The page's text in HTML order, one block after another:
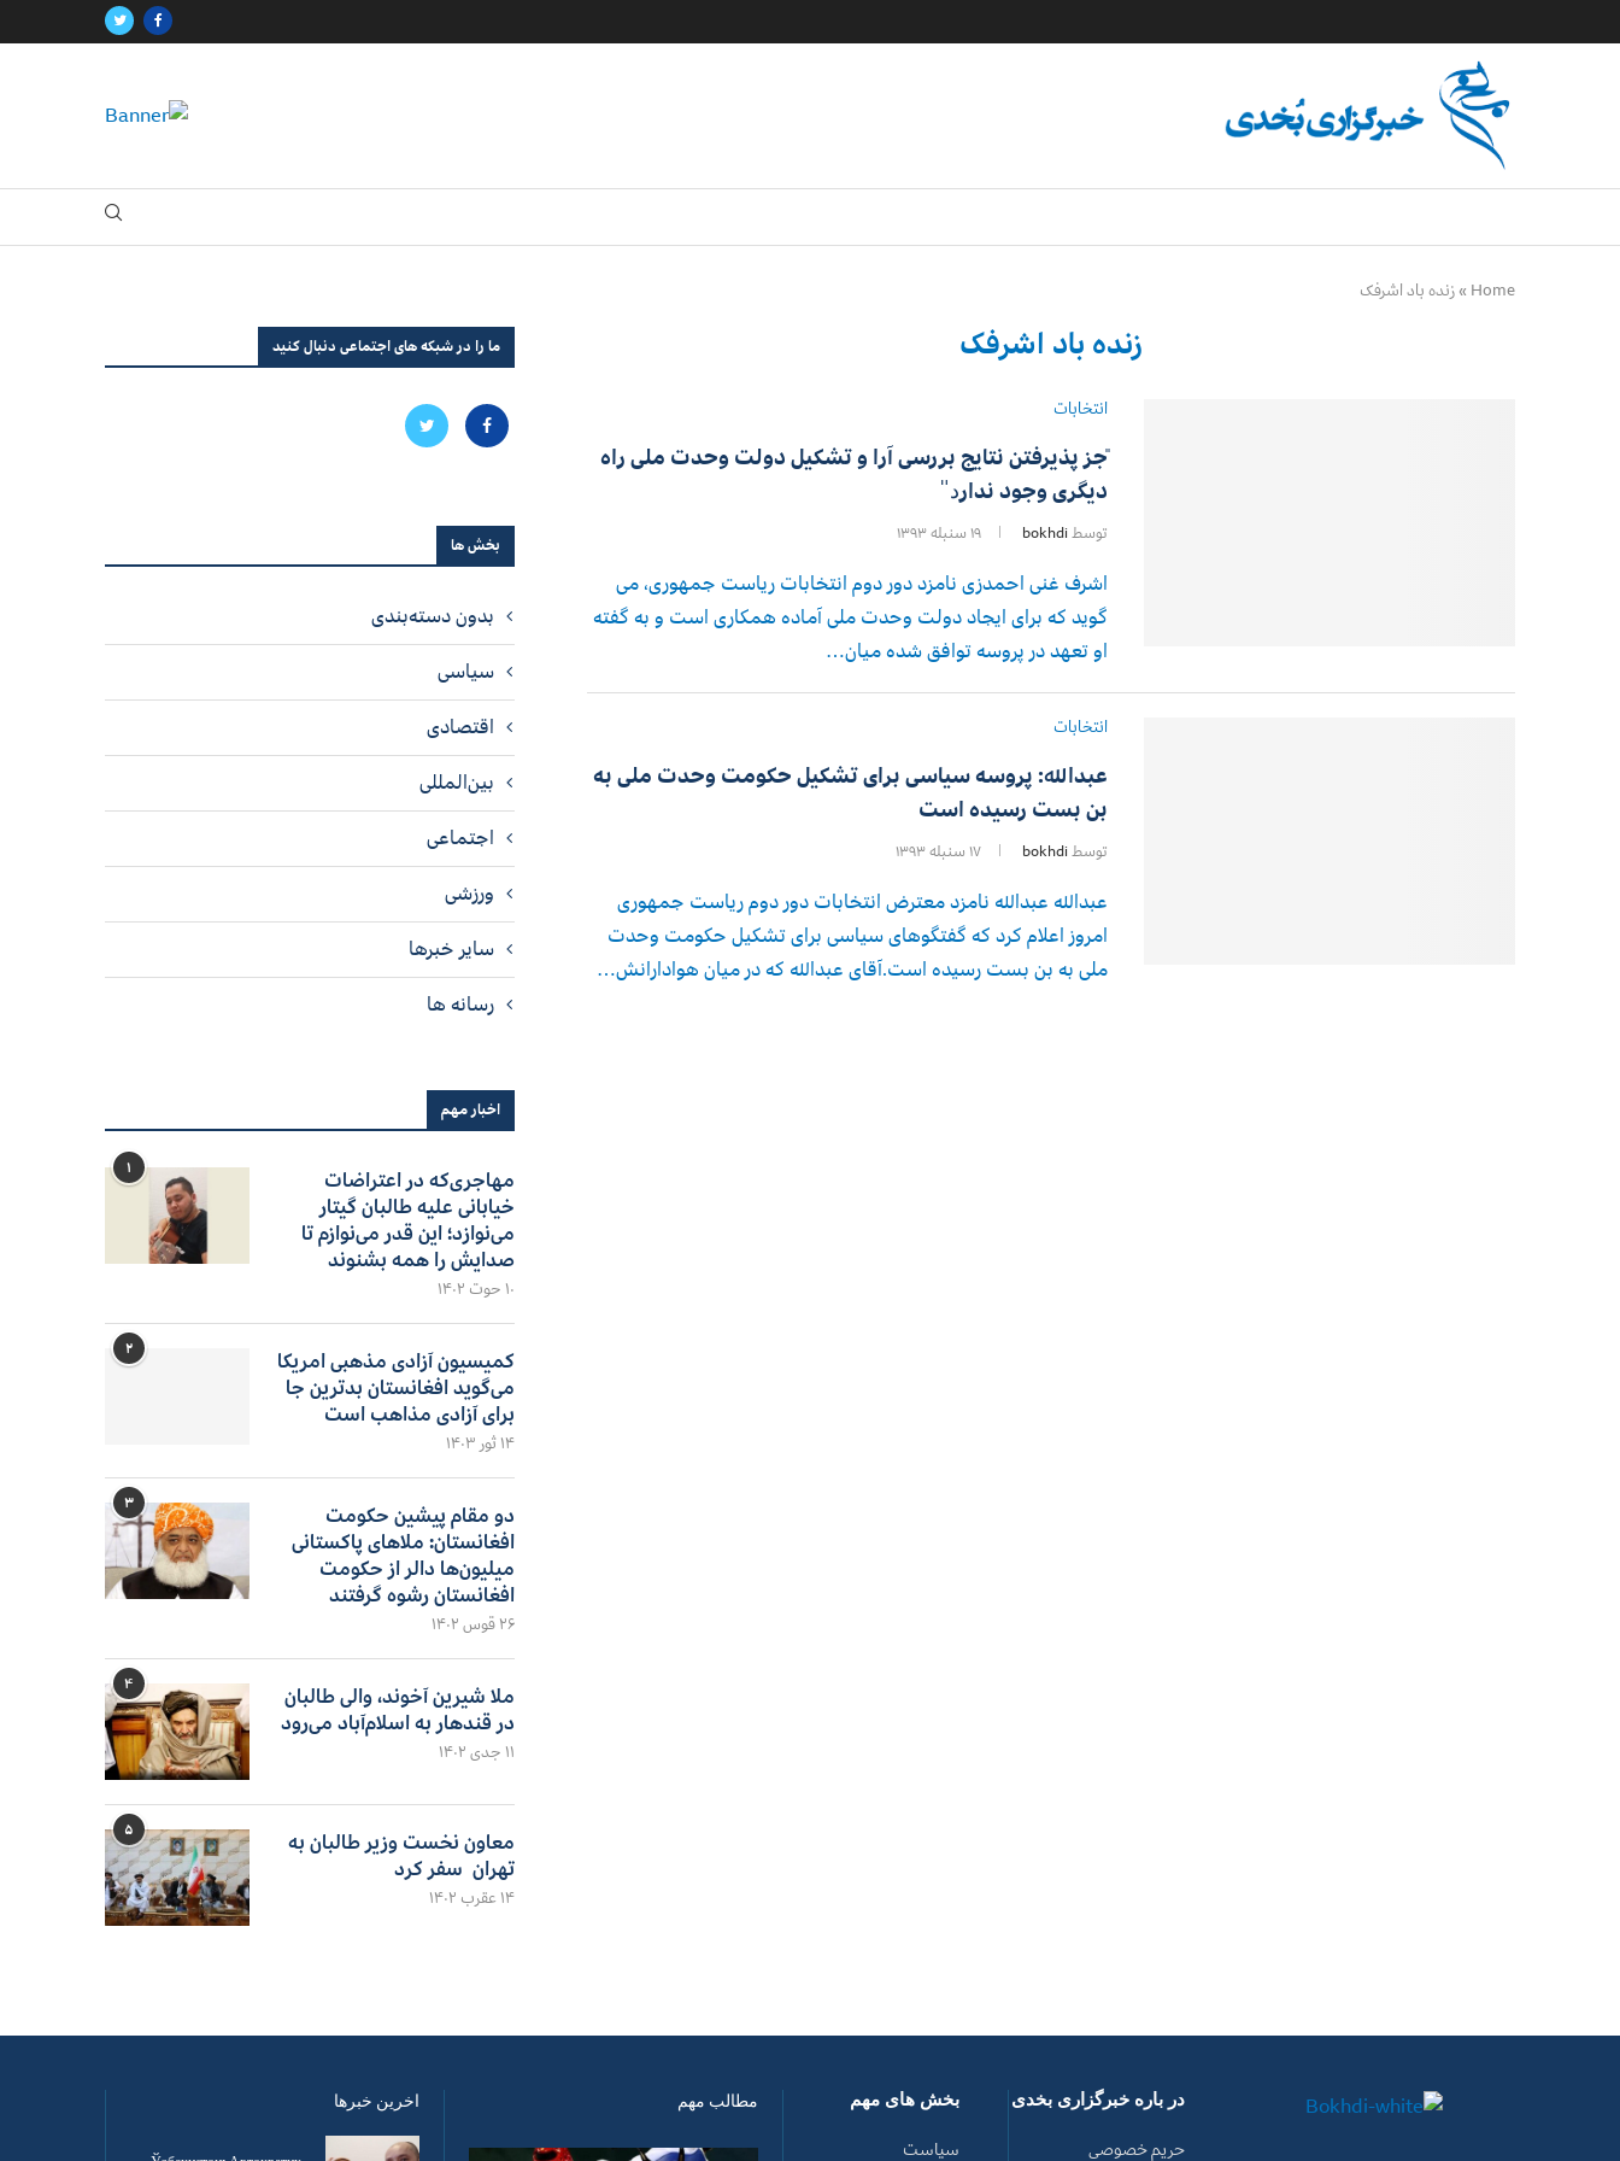
Home
»زنده باد اشرفک
زنده باد اشرفک
انتخابات
̎جز پذیرفتن نتایج بررسی آرا و تشکیل دولت وحدت ملی راه
دیگری وجود ندارد̎
توسط bokhdi ۱۹ سنبله ۱۳۹۳
اشرف غنی احمدزی نامزد دور دوم انتخابات ریاست جمهوری، می
گوید که برای ایجاد دولت وحدت ملی آماده همکاری است و به گفته
او تعهد در پروسه توافق شده میان…
انتخابات
عبدالله: پروسه سیاسی برای تشکیل حکومت وحدت ملی به
بن بست رسیده است
توسط bokhdi ۱۷ سنبله ۱۳۹۳
عبدالله عبدالله نامزد معترض انتخابات دور دوم ریاست جمهوری
امروز اعلام کرد که گفتگوهای سیاسی برای تشکیل حکومت وحدت
ملی به بن بست رسیده است.آقای عبدالله که در میان هوادارانش…
ما را در شبکه های اجتماعی دنبال کنید
بخش ها
بدون دسته‌بندی
سیاسی
اقتصادی
بین‌المللی
اجتماعی
ورزشی
سایر خبرها
رسانه ها
اخبار مهم
۱
مهاجری‌که در اعتراضات
خیابانی علیه طالبان گیتار
می‌نوازد؛ این قدر می‌نوازم تا
صدایش را همه بشنوند
۱۰ حوت ۱۴۰۲
۲
کمیسیون آزادی مذهبی امریکا
می‌گوید افغانستان بدترین جا
برای آزادی مذاهب است
۱۴ ثور ۱۴۰۳
۳
دو مقام پیشین حکومت
افغانستان: ملاهای پاکستانی
میلیون‌ها دالر از حکومت
افغانستان رشوه گرفتند
۲۶ قوس ۱۴۰۲
۴
ملا شیرین آخوند، والی طالبان
در قندهار به اسلام‌آباد می‌رود
۱۱ جدی ۱۴۰۲
۵
معاون نخست وزیر طالبان به
تهران سفر کرد
۱۴ عقرب ۱۴۰۲
در باره خبرگزاری بخدی
حریم خصوصی
بخش های مهم
سیاست
مطالب مهم اخرین خبرها